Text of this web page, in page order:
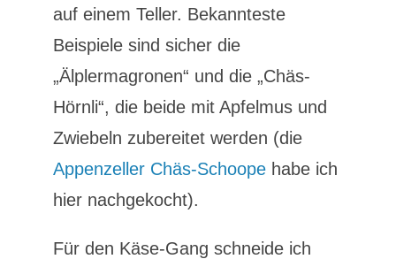
auf einem Teller. Bekannteste
Beispiele sind sicher die
„Älplermagronen“ und die „Chäs-
Hörnli“, die beide mit Apfelmus und
Zwiebeln zubereitet werden (die
Appenzeller Chäs-Schoopehabe ich
hier nachgekocht).
Für den Käse-Gang schneide ich